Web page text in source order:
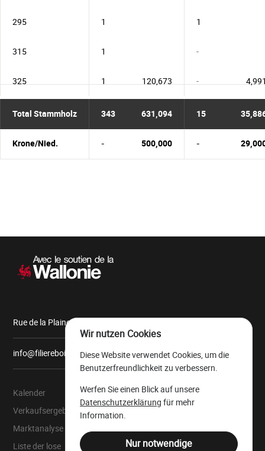
295 1 1
315 1 -
325 1 -
120,673
Total Stammholz 343 631,094 15
Krone/Nied. - 500,000 -
Sekundärnavigation
Rue de la Plaine, 9 6900 Marche-en-Famenne
info@filiereboiswallonie.be
Kalender
Verkaufsergebnisse
Marktanalyse
Liste der lose
Über uns
Der wallonische
Rechtliche Ressourcen
Wir nutzen Cookies
Diese Website verwendet Cookies, um die
Benutzerfreundlichkeit zu verbessern.
Werfen Sie einen Blick auf unsere
Datenschutzerklärung für mehr
Information.
Nur notwendige